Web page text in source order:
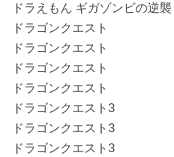
ドラえもん ギガゾンビの逆襲
ドラゴンクエスト
ドラゴンクエスト
ドラゴンクエスト
ドラゴンクエスト
ドラゴンクエスト3
ドラゴンクエスト3
ドラゴンクエスト3